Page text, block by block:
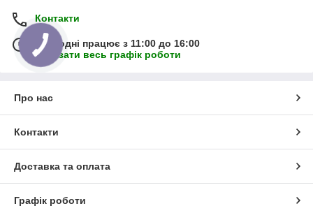
Контакти
Сьогодні працює з 11:00 до 16:00
Показати весь графік роботи
Про нас
Контакти
Доставка та оплата
Графік роботи